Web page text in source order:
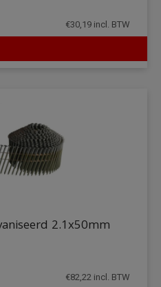
DETAILS
€30,19 incl. BTW
2.1x50mm
€82,22 incl. BTW